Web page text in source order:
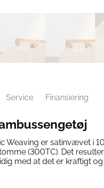
Service Finansiering
Weaving er satinvævet i
(300TC). Det
med at det er kraftigt og